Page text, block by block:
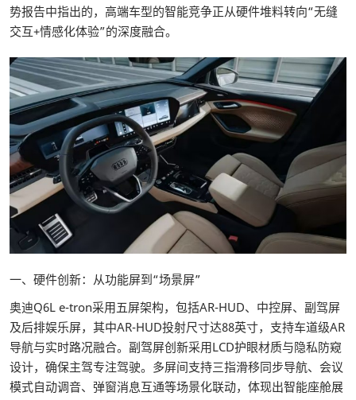
势报告中指出的，高端车型的智能竞争正从硬件堆料转向“无缝
交互+情感化体验”的深度融合。
一、硬件创新：从功能屏到“场景屏”
奥迪Q6L e-tron采用五屏架构，包括AR-HUD、中控屏、副驾屏
及后排娱乐屏，其中AR-HUD投射尺寸达88英寸，支持车道级AR
导航与实时路况融合。副驾屏创新采用LCD护眼材质与隐私防窥
设计，确保主驾专注驾驶。多屏间支持三指滑移同步导航、会议
模式自动调音、弹窗消息互通等场景化联动，体现出智能座舱展